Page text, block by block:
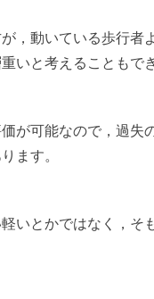
，動いている歩行者
いと考えることもで
が可能なので，過失
ます。
いとかではなく，そ